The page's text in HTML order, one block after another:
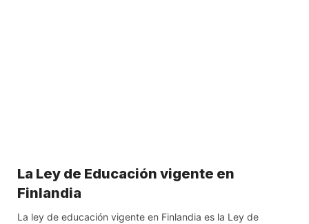
La Ley de Educación vigente en
Finlandia
La ley de educación vigente en Finlandia es la Ley de